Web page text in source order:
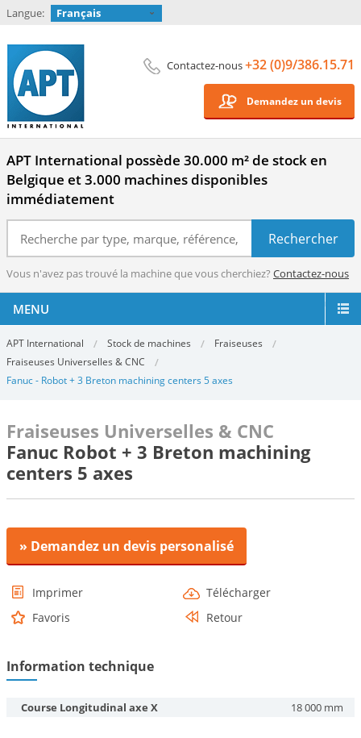
Langue: Français
Contactez-nous+32 (0)9/386.15.71
Demandez un devis
APT International possède 30.000 m² de stock en
Belgique et 3.000 machines disponibles
immédiatement
Vous n'avez pas trouvé la machine que vous cherchiez? Contactez-nous
MENU
APT International Stock de machines
Fraiseuses
Fraiseuses Universelles & CNC
Fanuc - Robot + 3 Breton machining centers 5 axes
Fraiseuses Universelles & CNC
Fanuc Robot + 3 Breton machining
centers 5 axes
» Demandez un devis personalisé
Imprimer
Télécharger
Favoris
Retour
Information technique
Course Longitudinal axe X 18 000 mm